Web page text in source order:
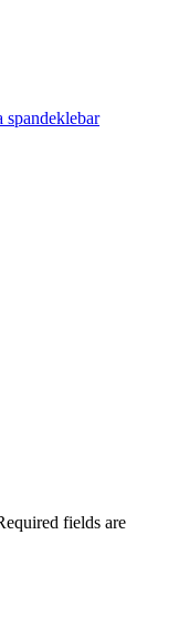
spandeklebar
fields are